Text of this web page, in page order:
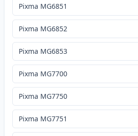
Pixma MG6851
Pixma MG6852
Pixma MG6853
Pixma MG7700
Pixma MG7750
Pixma MG7751